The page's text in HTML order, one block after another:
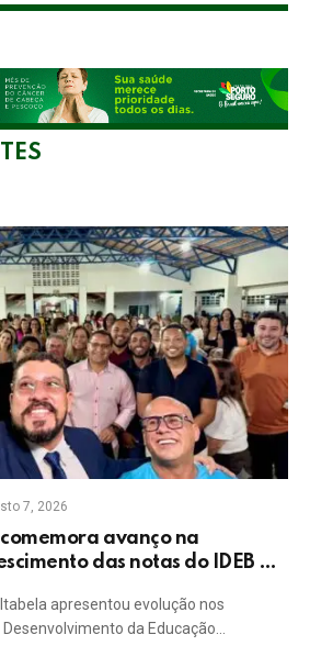
7, 2026
avanço na
das notas do IDEB da
apresentou evolução nos
da Educação…